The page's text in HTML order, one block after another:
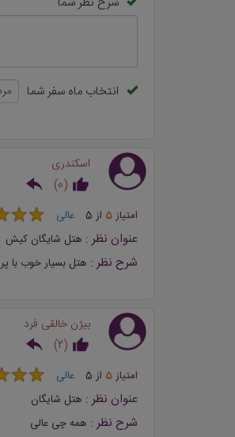
انتخاب ماه سفر شما
اسکندری
(
0
)
امتیاز5 از 5 عالی ★★
★★
عنوان نظر : هتل شايگان كيش
شرح نظر : هتل بسیار خوب با
بیژن خالقی فرد
(
2
)
امتیاز5 از 5 عالی ★★
★★
عنوان نظر : هتل شایگان
شرح نظر : همه چی عالی